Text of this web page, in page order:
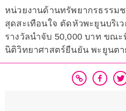
หน่วยงานด้านทรัพยากรธรรมช
สุดสะเทือนใจ ตัดหัวพะยูนบริเ
รางวัลนำจับ 50,000 บาท ขณ
นิติวิทยาศาสตร์ยืนยัน พะยูนต